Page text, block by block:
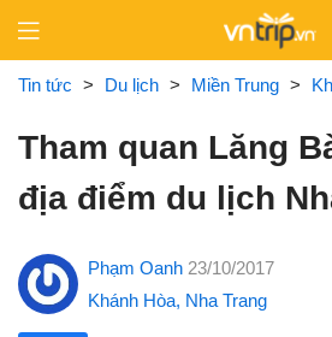
content
Tin tức > Du lịch > Miền Trung >
Tham quan Lăng
địa điểm du lịch
Phạm Oanh 23/10/2017
Khánh Hòa, Nha Trang